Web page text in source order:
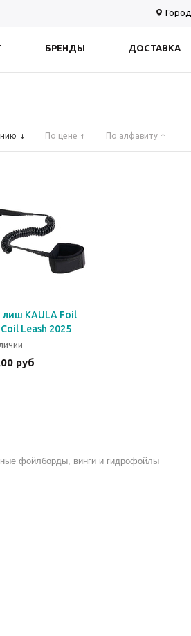
Город
БРЕНДЫ ДОСТАВКА
По цене По алфавиту
лиш KAULA Foil
Leash 2025
руб
фойлборды, винги и гидрофойлы